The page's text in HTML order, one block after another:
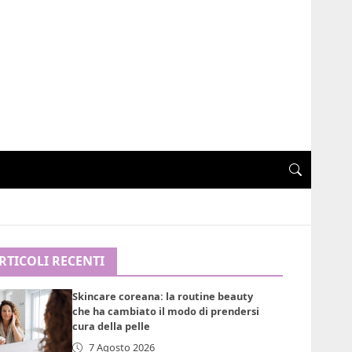
RECENTI
Skincare coreana: la routine beauty
che ha cambiato il modo di prendersi
cura della pelle
7 Agosto 2026